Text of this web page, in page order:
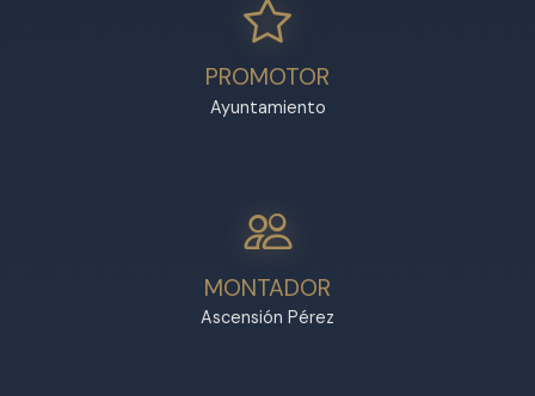
PROMOTOR
Ayuntamiento
MONTADOR
Ascensión Pérez